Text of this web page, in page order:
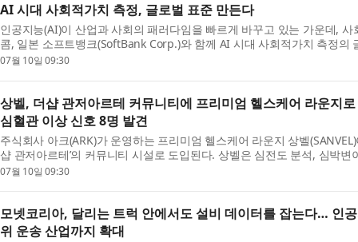
AI 시대 사회적가치 측정, 글로벌 표준 만든다
인공지능(AI)이 산업과 사회의 패러다임을 빠르게 바꾸고 있는 가운데, 사
콤, 일본 소프트뱅크(SoftBank Corp.)와 함께 AI 시대 사회적가치 측정의
설립한 사회적가치연구원은 9일 서울 SKT타워에서 S...
07월 10일 09:30
상벨, 더샵 관저아르테 커뮤니티에 프리미엄 헬스케어 라운지
심혈관 이상 신호 8명 발견
주식회사 아크(ARK)가 운영하는 프리미엄 헬스케어 라운지 상벨
샵 관저아르테’의 커뮤니티 시설로 도입된다. 상벨은 심전도 분석, 심박
밀 스크리닝 기술로 만성질환을 조기에 발견하고 입...
07월 10일 09:30
모넷코리아, 달리는 트럭 안에서도 설비 데이터를 잡는다… 인
위 운송 산업까지 확대